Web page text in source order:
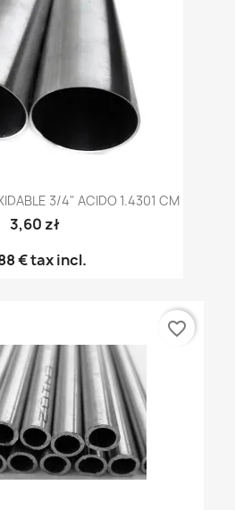
3/4" ACIDO 1.4301 CM
3,60 zł
€tax incl.
favorite_border